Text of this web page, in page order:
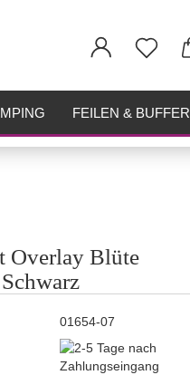
FEILEN & BUFFER
Overlay Blüte
01654-07